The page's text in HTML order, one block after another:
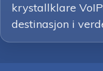
krystallklare
destinasjon i